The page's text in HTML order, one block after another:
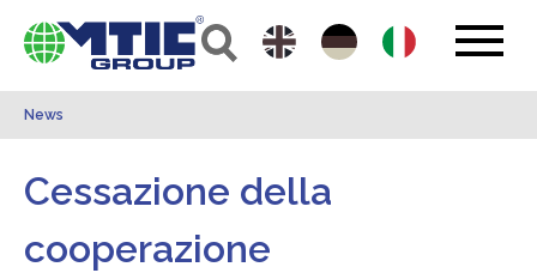
News
Cessazione della
cooperazione